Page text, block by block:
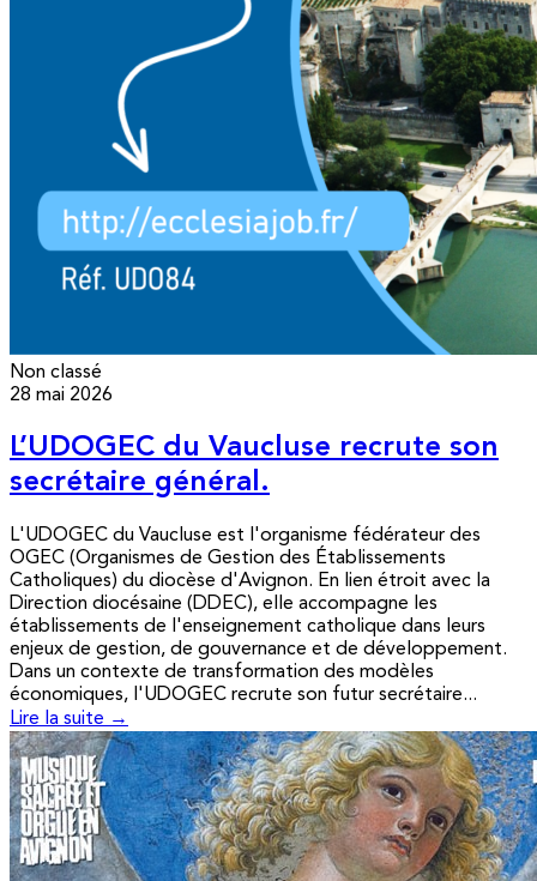
Non classé
28 mai 2026
L’UDOGEC du Vaucluse recrute son
secrétaire général.
L'UDOGEC du Vaucluse est l'organisme fédérateur des
OGEC (Organismes de Gestion des Établissements
Catholiques) du diocèse d'Avignon. En lien étroit avec la
Direction diocésaine (DDEC), elle accompagne les
établissements de l'enseignement catholique dans leurs
enjeux de gestion, de gouvernance et de développement.
Dans un contexte de transformation des modèles
économiques, l'UDOGEC recrute son futur secrétaire...
Lire la suite →